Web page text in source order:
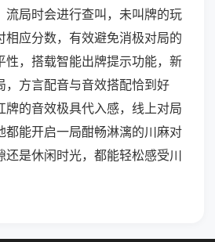
流局时会进行查叫，未叫牌的玩
相应分数，有效避免消极对局的
性，搭载智能出牌提示功能，新
，方言配音与音效搭配恰到好
牌的音效极具代入感，线上对局
都能开启一局酣畅淋漓的川麻对
还是休闲时光，都能轻松感受川